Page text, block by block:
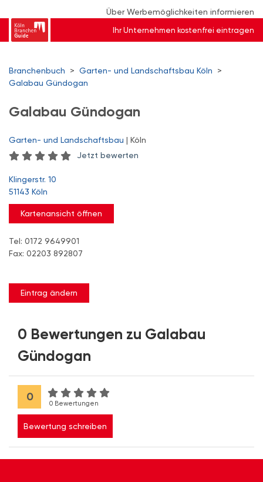
Über Werbemöglichkeiten informieren
Ihr Unternehmen kostenfrei eintragen
Branchenbuch > Garten- und Landschaftsbau Köln
>
Galabau Gündogan
Galabau Gündogan
Garten- und Landschaftsbau | Köln
Jetzt bewerten
Klingerstr. 10
51143 Köln
Kartenansicht öffnen
Tel: 0172 9649901
Fax: 02203 892807
Eintrag ändern
0 Bewertungen zu Galabau
Gündogan
0
0 Bewertungen
Bewertung schreiben